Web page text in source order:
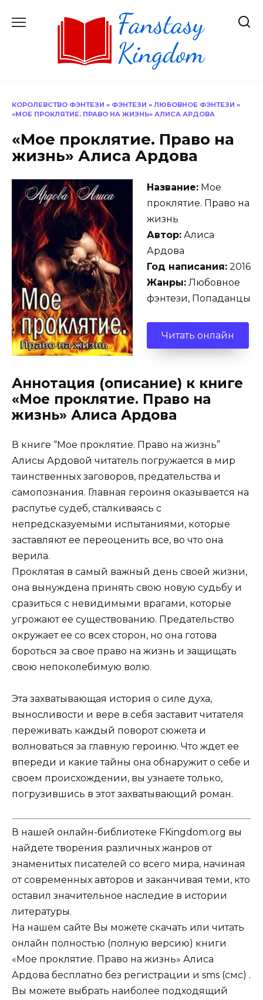
КОРОЛЕВСТВО ФЭНТЕЗИ » ФЭНТЕЗИ » ЛЮБОВНОЕ ФЭНТЕЗИ »
«МОЕ ПРОКЛЯТИЕ. ПРАВО НА ЖИЗНЬ» АЛИСА АРДОВА
«Мое проклятие. Право на
жизнь» Алиса Ардова
Название: Мое
проклятие. Право на
жизнь
Автор: Алиса
Ардова
Год написания: 2016
Жанры: Любовное
фэнтези, Попаданцы
Читать онлайн
Аннотация (описание) к книге
«Мое проклятие. Право на
жизнь» Алиса Ардова
В книге “Мое проклятие. Право на жизнь”
Алисы Ардовой читатель погружается в мир
таинственных заговоров, предательства и
самопознания. Главная героиня оказывается на
распутье судеб, сталкиваясь с
непредсказуемыми испытаниями, которые
заставляют ее переоценить все, во что она
верила.
Проклятая в самый важный день своей жизни,
она вынуждена принять свою новую судьбу и
сразиться с невидимыми врагами, которые
угрожают ее существованию. Предательство
окружает ее со всех сторон, но она готова
бороться за свое право на жизнь и защищать
свою непоколебимую волю.
Эта захватывающая история о силе духа,
выносливости и вере в себя заставит читателя
переживать каждый поворот сюжета и
волноваться за главную героиню. Что ждет ее
впереди и какие тайны она обнаружит о себе и
своем происхождении, вы узнаете только,
погрузившись в этот захватывающий роман.
В нашей онлайн-библиотеке FKingdom.org вы
найдете творения различных жанров от
знаменитых писателей со всего мира, начиная
от современных авторов и заканчивая теми, кто
оставил значительное наследие в истории
литературы.
На нашем сайте Вы можете скачать или читать
онлайн полностью (полную версию) книги
«Мое проклятие. Право на жизнь» Алиса
Ардова бесплатно без регистрации и sms (смс) .
Вы можете выбрать наиболее подходящий